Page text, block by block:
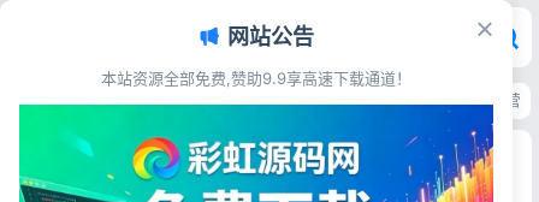
首页>源码资源>电子商务>OSU自动下单代刷源码 内置7套模板 完整运营
OSU自动下单代刷源码 内置7套模板 完整运营系统
网站公告
本站资源全部免费,赞助9.9享高速下载通道！